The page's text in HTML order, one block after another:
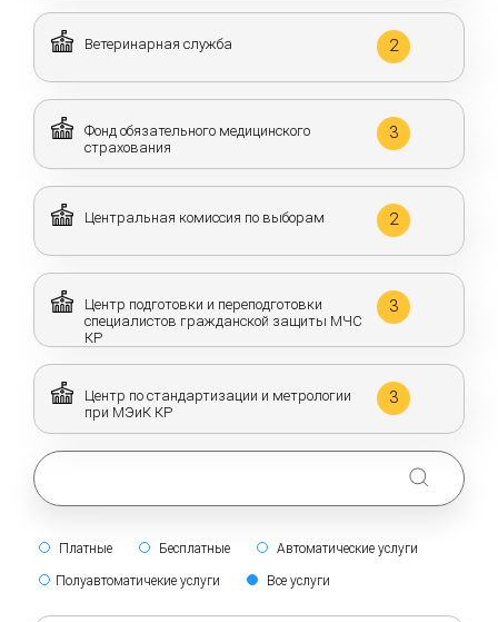
Ветеринарная служба 2
Фонд обязательного медицинского
страхования
3
Центральная комиссия по выборам 2
Центр подготовки и переподготовки
специалистов гражданской защиты МЧС
КР
3
Центр по стандартизации и метрологии
при МЭиК КР
3
Платные Бесплатные Автоматические услуги
Полуавтоматичекие услуги Все услуги